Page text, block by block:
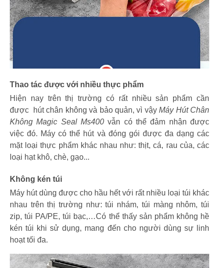
Thao tác được với nhiều thực phẩm
Hiện nay trên thị trường có rất nhiều sản phẩm cần
được hút chân không và bảo quản, vì vậyMáy Hút Chân
Không Magic Seal Ms400 vẫn có thể đảm nhận được
việc đó. Máy có thể hút và đóng gói được đa dạng các
mặt loại thực phẩm khác nhau như: thịt, cá, rau của, các
loại hạt khô, chè, gạo...
Không kén túi
Máy hút dùng được cho hầu hết với rất nhiều loại túi khác
nhau trên thị trường như: túi nhám, túi màng nhôm, túi
zip, túi PA/PE, túi bạc,…Có thể thấy sản phẩm không hề
kén túi khi sử dụng, mang đến cho người dùng sự linh
hoạt tối đa.